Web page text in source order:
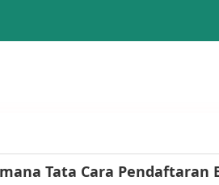
Tata Cara